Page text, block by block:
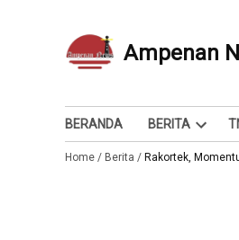
Ampenan
Berita dan Info
BERANDA BERITA
Open
Home / Berita / Rakortek,